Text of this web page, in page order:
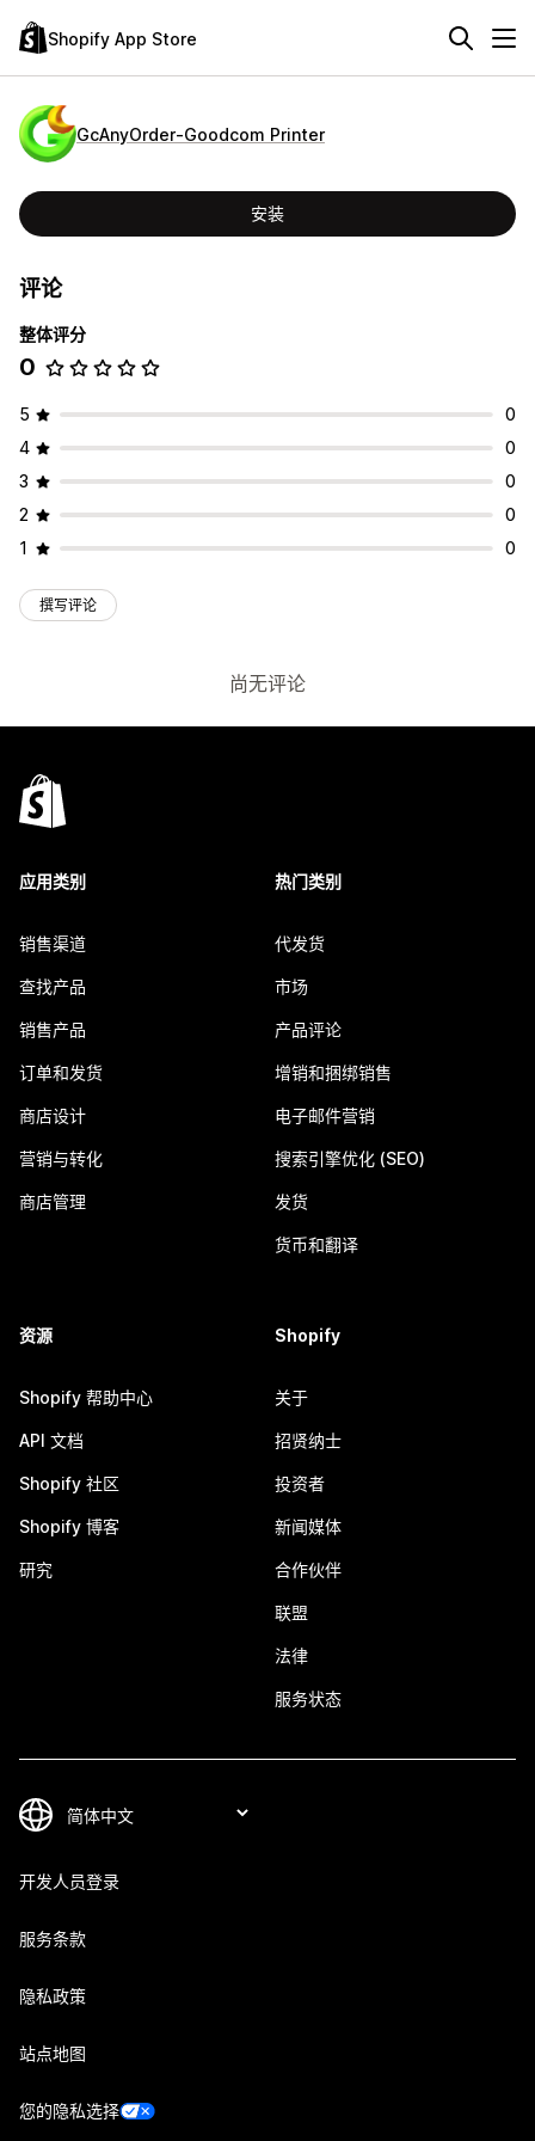
Shopify App Store
GcAnyOrder‑Goodcom Printer
安装
评论
整体评分
0
5
0
4
0
3
0
2
0
1
0
撰写评论
尚无评论
应用类别
销售渠道
查找产品
销售产品
订单和发货
商店设计
营销与转化
商店管理
热门类别
代发货
市场
产品评论
增销和捆绑销售
电子邮件营销
搜索引擎优化 (SEO)
发货
货币和翻译
资源
Shopify 帮助中心
API 文档
Shopify 社区
Shopify 博客
研究
Shopify
关于
招贤纳士
投资者
新闻媒体
合作伙伴
联盟
法律
服务状态
开发人员登录
服务条款
隐私政策
站点地图
您的隐私选择